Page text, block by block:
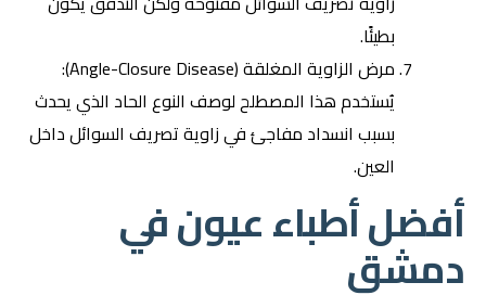
بطيئًا.
مرض الزاوية المغلقة (Angle-Closure Disease):
يُستخدم هذا المصطلح لوصف النوع الحاد الذي يحدث
بسبب انسداد مفاجئ في زاوية تصريف السوائل داخل
العين.
أفضل أطباء عيون في
دمشق